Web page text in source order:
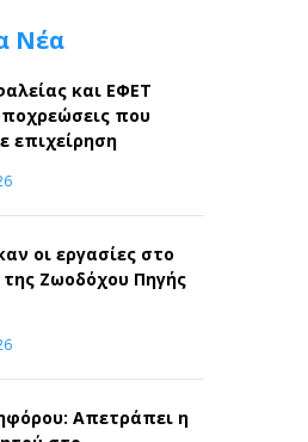
Νέα
και ΕΦΕΤ
που
επιχείρηση
οι εργασίες στο
της Ζωοδόχου Πηγής
Απετράπει η